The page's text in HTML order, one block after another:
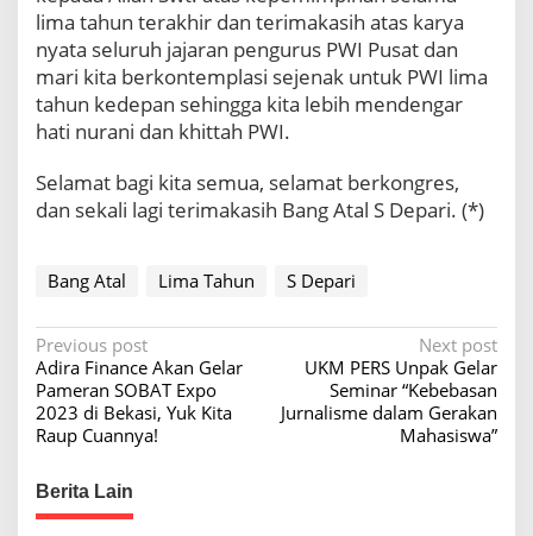
lima tahun terakhir dan terimakasih atas karya
nyata seluruh jajaran pengurus PWI Pusat dan
mari kita berkontemplasi sejenak untuk PWI lima
tahun kedepan sehingga kita lebih mendengar
hati nurani dan khittah PWI.
Selamat bagi kita semua, selamat berkongres,
dan sekali lagi terimakasih Bang Atal S Depari. (*)
Bang Atal Lima Tahun S Depari
P
o
s
t
n
a
Previous post
Adira Finance Akan Gelar
Pameran SOBAT Expo
2023 di Bekasi, Yuk Kita
Raup Cuannya!
Next post
UKM PERS Unpak Gelar
Seminar “Kebebasan
Jurnalisme dalam Gerakan
Mahasiswa”
Berita Lain